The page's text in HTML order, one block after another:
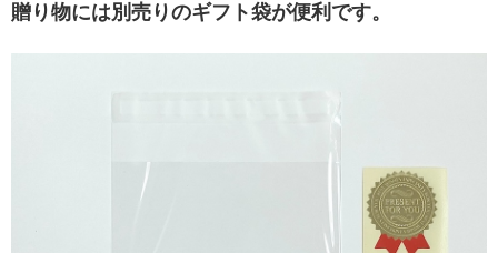
贈り物には別売りのギフト袋が便利です。